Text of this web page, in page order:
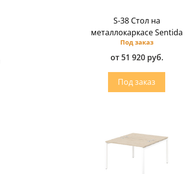
S-38 Стол на
металлокаркасе Sentida
Под заказ
от 51 920 руб.